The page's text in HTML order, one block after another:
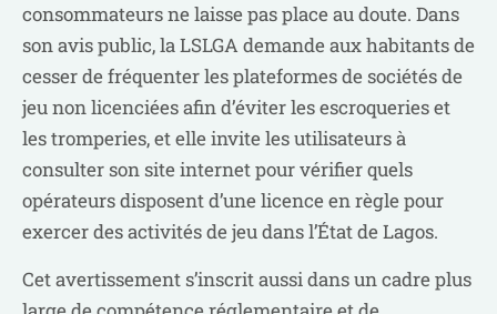
consommateurs ne laisse pas place au doute. Dans
son avis public, la LSLGA demande aux habitants de
cesser de fréquenter les plateformes de sociétés de
jeu non licenciées afin d’éviter les escroqueries et
les tromperies, et elle invite les utilisateurs à
consulter son site internet pour vérifier quels
opérateurs disposent d’une licence en règle pour
exercer des activités de jeu dans l’État de Lagos.
Cet avertissement s’inscrit aussi dans un cadre plus